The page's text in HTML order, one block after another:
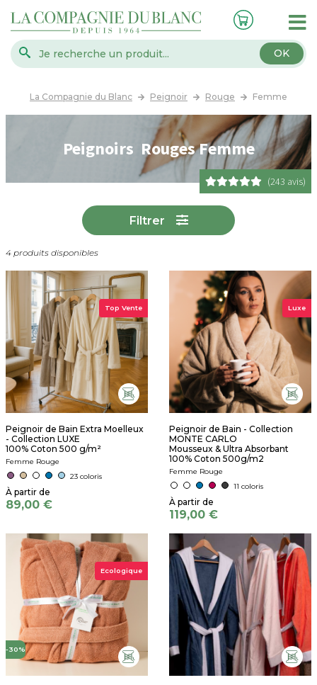
OK
La Compagnie du Blanc Peignoir Rouge Femme
Peignoirs Rouges Femme
(243 avis)
Filtrer
4 produits disponibles
Top Vente
Peignoir de Bain Extra Moelleux
- Collection LUXE
100% Coton 500 g/m²
Femme Rouge
23 coloris
89,00 €
Luxe
Peignoir de Bain - Collection
MONTE CARLO
Mousseux & Ultra Absorbant
100% Coton 500g/m2
Femme Rouge
11 coloris
119,00 €
-30%
Ecologique